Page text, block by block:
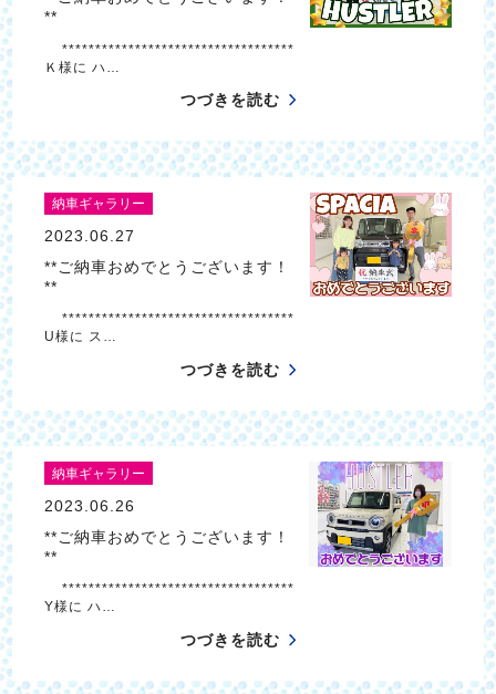
**
***********************************
Ｋ様に ハ…
つづきを読む
納車ギャラリー
2023.06.27
**ご納車おめでとうございます！
**
***********************************
U様に ス…
つづきを読む
納車ギャラリー
2023.06.26
**ご納車おめでとうございます！
**
***********************************
Y様に ハ…
つづきを読む